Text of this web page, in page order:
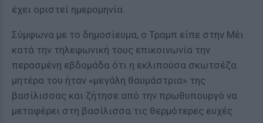
έχει οριστεί ημερομηνία.
Σύμφωνα με το δημοσίευμα, ο Τραμπ είπε στην Μέι
κατά την τηλεφωνική τους επικοινωνία την
περασμένη εβδομάδα ότι η εκλιπούσα σκωτσέζα
μητέρα του ήταν «μεγάλη θαυμάστρια» της
βασίλισσας και ζήτησε από την πρωθυπουργό να
μεταφέρει στη βασίλισσα τις θερμότερες ευχές